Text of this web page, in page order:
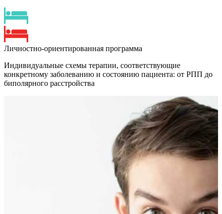
Личностно-ориентированная программа
Индивидуальные схемы терапии, соответствующие
конкретному заболеванию и состоянию пациента: от РПП до
биполярного расстройства